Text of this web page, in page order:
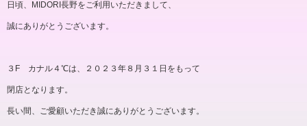
日頃、MIDORI長野をご利用いただきまして、
誠にありがとうございます。
３F カナル４℃は、２０２３年８月３１日をもって
閉店となります。
長い間、ご愛顧いただき誠にありがとうございます。